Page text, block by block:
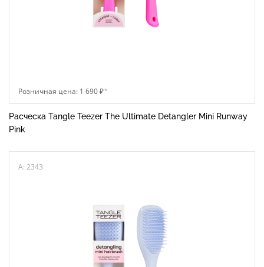
Розничная цена: 1 690 ₽*
Расческа Tangle Teezer The Ultimate Detangler Mini Runway
Pink
A: 2343